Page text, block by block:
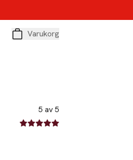
Varukorg
5 av 5
5 av fem stjärnor